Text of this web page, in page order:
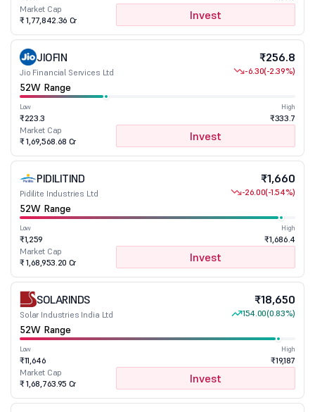
Market Cap
₹ 1,77,842.36 Cr
Invest
JIOFIN
Jio Financial Services Ltd
₹256.8
-6.30(-2.39%)
52W Range
Low
₹223.3
High
₹333.7
Market Cap
₹ 1,69,568.68 Cr
Invest
PIDILITIND
Pidilite Industries Ltd
₹1,660
-26.00(-1.54%)
52W Range
Low
₹1,259
High
₹1,686.4
Market Cap
₹ 1,68,953.20 Cr
Invest
SOLARINDS
Solar Industries India Ltd
₹18,650
154.00(0.83%)
52W Range
Low
₹11,646
High
₹19,187
Market Cap
₹ 1,68,763.95 Cr
Invest